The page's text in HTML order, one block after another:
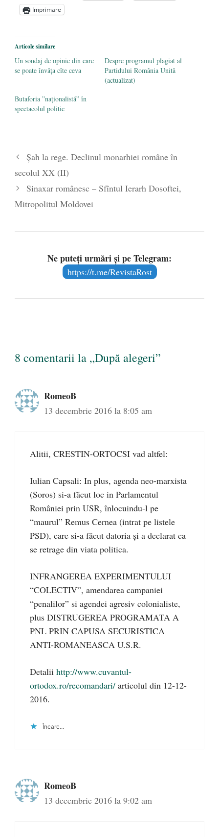
dialogurilor lui Soloviov
Dinamica creşterii numărului de cazuri
COVID-19 – analiză şi explicaţii - 16 iulie
2020
Imprimare
Articole similare
Un sondaj de opinie din care
se poate învăța cîte ceva
Despre programul plagiat al
Partidului România Unită
(actualizat)
Butaforia ”naționalistă” în
spectacolul politic
Şah la rege. Declinul monarhiei române în
secolul XX (II)
Sinaxar românesc – Sfîntul Ierarh Dosoftei,
Mitropolitul Moldovei
Ne puteți urmări și pe Telegram:
https://t.me/RevistaRost
8 comentarii la „După alegeri”
RomeoB
13 decembrie 2016 la 8:05 am
Alitii, CRESTIN-ORTOCSI vad altfel:
Iulian Capsali: In plus, agenda neo-marxista
(Soros) si-a făcut loc in Parlamentul
României prin USR, înlocuindu-l pe
“maurul” Remus Cernea (intrat pe listele
PSD), care si-a făcut datoria și a declarat ca
se retrage din viata politica.
INFRANGEREA EXPERIMENTULUI
“COLECTIV”, amendarea campaniei
“penalilor” si agendei agresiv colonialiste,
plus DISTRUGEREA PROGRAMATA A
PNL PRIN CAPUSA SECURISTICA
ANTI-ROMANEASCA U.S.R.
Detalii http://www.cuvantul-
ortodox.ro/recomandari/ articolul din 12-12-
2016.
Încarc...
RomeoB
13 decembrie 2016 la 9:02 am